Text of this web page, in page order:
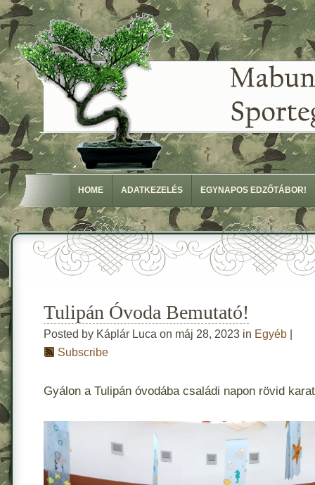
HOME ADATKEZELÉS EGYNAPOS EDZŐTÁBOR!
Tulipán Óvoda Bemutató!
Posted by Káplár Luca on máj 28, 2023 in Egyéb|
Subscribe
Gyálon a Tulipán óvodába családi napon rövid